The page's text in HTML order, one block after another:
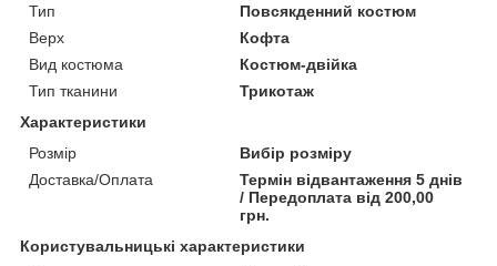
Тип
Повсякденний костюм
Верх
Кофта
Вид костюма
Костюм-двійка
Тип тканини
Трикотаж
Характеристики
Розмір
Вибір розміру
Доставка/Оплата
Термін відвантаження 5 днів
/ Передоплата від 200,00
грн.
Користувальницькі характеристики